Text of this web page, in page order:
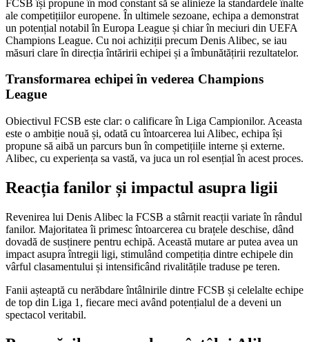
FCSB își propune în mod constant să se alinieze la standardele înalte
ale competițiilor europene. În ultimele sezoane, echipa a demonstrat
un potențial notabil în Europa League și chiar în meciuri din UEFA
Champions League. Cu noi achiziții precum Denis Alibec, se iau
măsuri clare în direcția întăririi echipei și a îmbunătățirii rezultatelor.
Transformarea echipei în vederea Champions
League
Obiectivul FCSB este clar: o calificare în Liga Campionilor. Aceasta
este o ambiție nouă și, odată cu întoarcerea lui Alibec, echipa își
propune să aibă un parcurs bun în competițiile interne și externe.
Alibec, cu experiența sa vastă, va juca un rol esențial în acest proces.
Reacția fanilor și impactul asupra ligii
Revenirea lui Denis Alibec la FCSB a stârnit reacții variate în rândul
fanilor. Majoritatea îi primesc întoarcerea cu brațele deschise, dând
dovadă de susținere pentru echipă. Această mutare ar putea avea un
impact asupra întregii ligi, stimulând competiția dintre echipele din
vârful clasamentului și intensificând rivalitățile traduse pe teren.
Fanii așteaptă cu nerăbdare întâlnirile dintre FCSB și celelalte echipe
de top din Liga 1, fiecare meci având potențialul de a deveni un
spectacol veritabil.